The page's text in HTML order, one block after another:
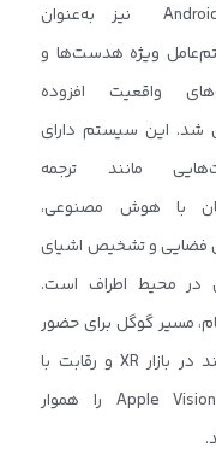
Android XR نیز به‌عنوان
ویژه هدست‌ها و
واقعیت افزوده
شد. این سیستم دارای
مانند ترجمه
با هوش مصنوعی،
فضایی و تشخیص اشیای
در محیط اطراف است.
مسیر گوگل برای حضور
قدرتمند در بازار XR و رقابت با
Apple Vision Pro را هموار